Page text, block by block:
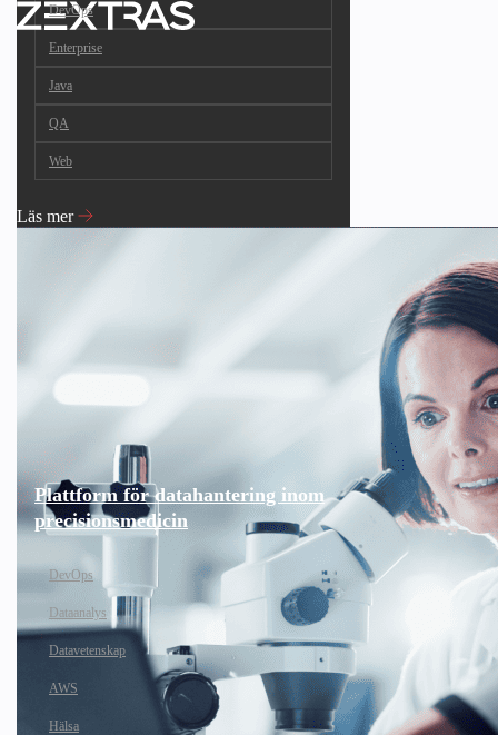
DevOps
Enterprise
Java
QA
Web
Läs mer
Plattform för datahantering inom
precisionsmedicin
DevOps
Dataanalys
Datavetenskap
AWS
Hälsa